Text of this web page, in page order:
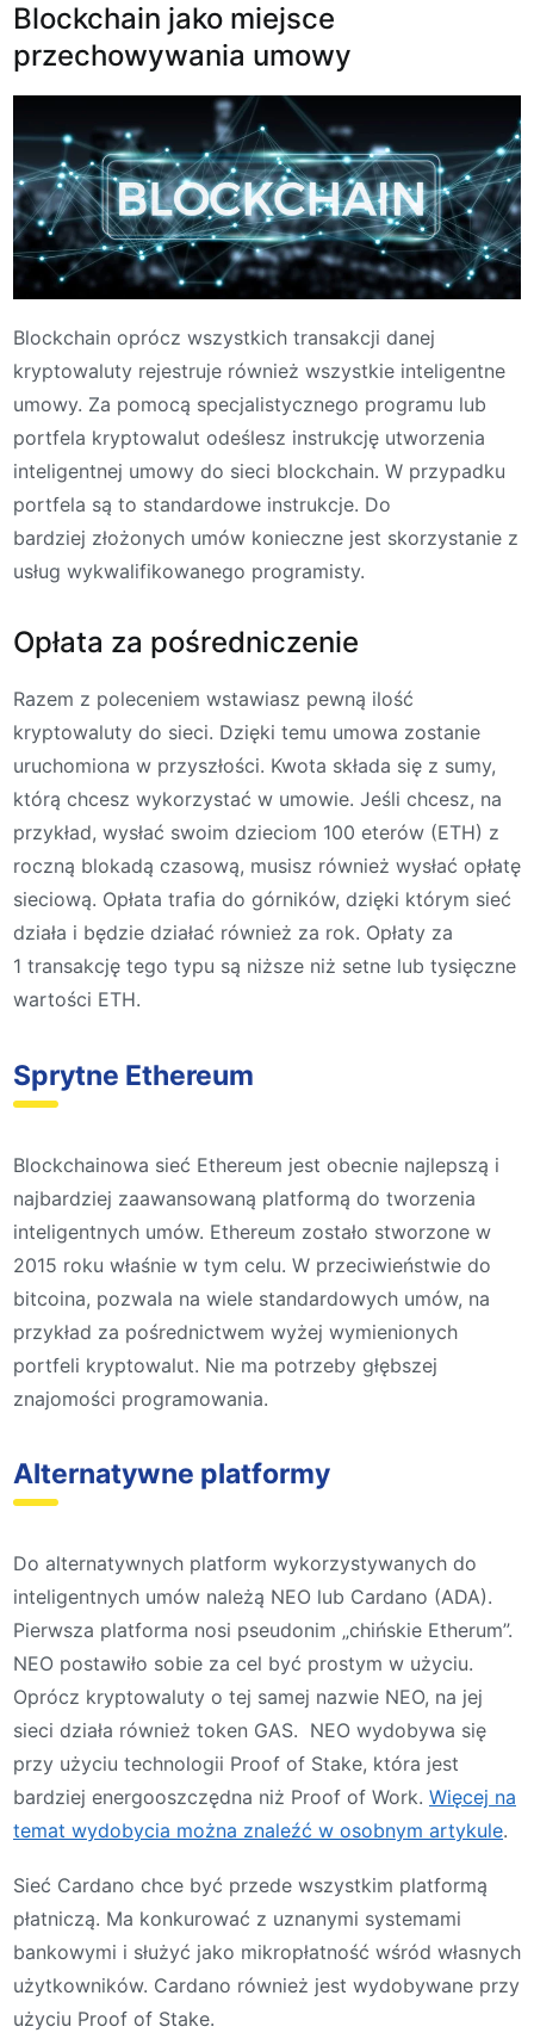
Blockchain jako miejsce
przechowywania umowy
Blockchain oprócz wszystkich transakcji danej
kryptowaluty rejestruje również wszystkie inteligentne
umowy. Za pomocą specjalistycznego programu lub
portfela kryptowalut odeślesz instrukcję utworzenia
inteligentnej umowy do sieci blockchain. W przypadku
portfela są to standardowe instrukcje. Do
bardziej złożonych umów konieczne jest skorzystanie z
usług wykwalifikowanego programisty.
Opłata za pośredniczenie
Razem z poleceniem wstawiasz pewną ilość
kryptowaluty do sieci. Dzięki temu umowa zostanie
uruchomiona w przyszłości. Kwota składa się z sumy,
którą chcesz wykorzystać w umowie. Jeśli chcesz, na
przykład, wysłać swoim dzieciom 100 eterów (ETH) z
roczną blokadą czasową, musisz również wysłać opłatę
sieciową. Opłata trafia do górników, dzięki którym sieć
działa i będzie działać również za rok. Opłaty za
1 transakcję tego typu są niższe niż setne lub tysięczne
wartości ETH.
Sprytne Ethereum
Blockchainowa sieć Ethereum jest obecnie najlepszą i
najbardziej zaawansowaną platformą do tworzenia
inteligentnych umów. Ethereum zostało stworzone w
2015 roku właśnie w tym celu. W przeciwieństwie do
bitcoina, pozwala na wiele standardowych umów, na
przykład za pośrednictwem wyżej wymienionych
portfeli kryptowalut. Nie ma potrzeby głębszej
znajomości programowania.
Alternatywne platformy
Do alternatywnych platform wykorzystywanych do
inteligentnych umów należą NEO lub Cardano (ADA).
Pierwsza platforma nosi pseudonim „chińskie Etherum”.
NEO postawiło sobie za cel być prostym w użyciu.
Oprócz kryptowaluty o tej samej nazwie NEO, na jej
sieci działa również token GAS. NEO wydobywa się
przy użyciu technologii Proof of Stake, która jest
bardziej energooszczędna niż Proof of Work. Więcej na
temat wydobycia można znaleźć w osobnym artykule.
Sieć Cardano chce być przede wszystkim platformą
płatniczą. Ma konkurować z uznanymi systemami
bankowymi i służyć jako mikropłatność wśród własnych
użytkowników. Cardano również jest wydobywane przy
użyciu Proof of Stake.